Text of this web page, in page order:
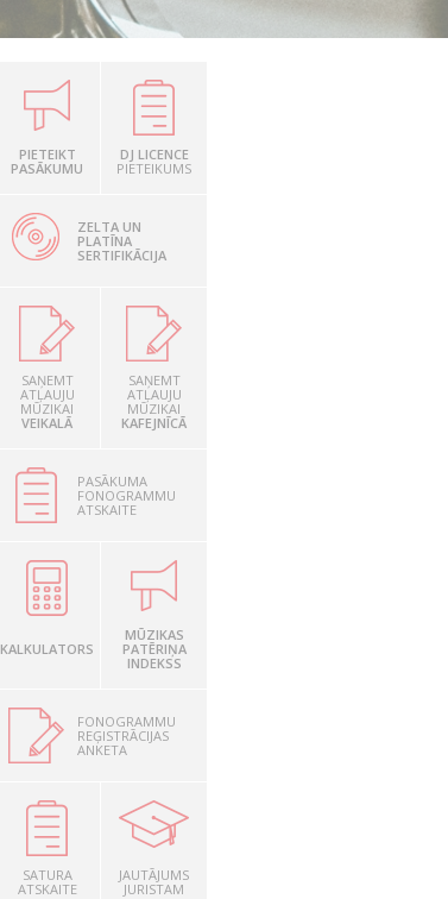
PIETEIKT
PASĀKUMU
DJ LICENCE
PIETEIKUMS
ZELTA UN
PLATĪNA
SERTIFIKĀCIJA
SAŅEMT
ATĻAUJU
MŪZIKAI
VEIKALĀ
SAŅEMT
ATĻAUJU
MŪZIKAI
KAFEJNĪCĀ
PASĀKUMA
FONOGRAMMU
ATSKAITE
KALKULATORS
MŪZIKAS
PATĒRIŅA
INDEKSS
FONOGRAMMU
REĢISTRĀCIJAS
ANKETA
SATURA
ATSKAITE
JAUTĀJUMS
JURISTAM